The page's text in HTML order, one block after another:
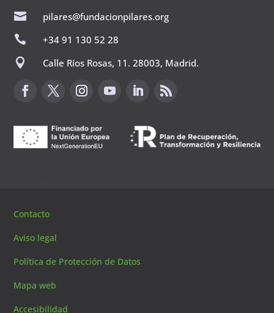

pilares@fundacionpilares.org

+34 91 130 52 28

Calle Ríos Rosas, 11. 28003, Madrid.
Contacto
Aviso legal
Política de Protección de Datos
Mapa web
Accesibilidad